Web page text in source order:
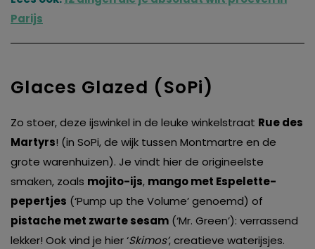
Parijs
Glaces Glazed (SoPi)
Zo stoer, deze ijswinkel in de leuke winkelstraat Rue des
Martyrs! (in SoPi, de wijk tussen Montmartre en de
grote warenhuizen). Je vindt hier de origineelste
smaken, zoals mojito-ijs, mango met Espelette-
pepertjes (‘Pump up the Volume’ genoemd) of
pistache met zwarte sesam (‘Mr. Green’): verrassend
lekker! Ook vind je hier ‘Skimos’, creatieve waterijsjes.